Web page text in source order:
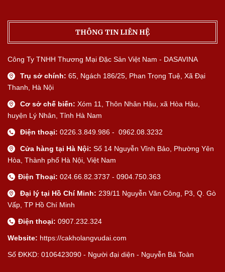
THÔNG TIN LIÊN HỆ
Công Ty TNHH Thương Mại Đặc Sản Việt Nam - DASAVINA
Trụ sở chính: 65, Ngách 186/25, Phan Trọng Tuệ, Xã Đại
Thanh, Hà Nội
Cơ sở chế biến: Xóm 11, Thôn Nhân Hậu, xã Hòa Hậu,
huyện Lý Nhân, Tỉnh Hà Nam
Điện thoại: 0226.3.849.986 - 0962.08.3232
Cửa hàng tại Hà Nội: Số 14 Nguyễn Vĩnh Bảo, Phường Yên
Hòa, Thành phố Hà Nội, Việt Nam
Điện Thoại: 024.66.82.3737 - 0904.750.363
Đại lý tại Hồ Chí Minh: 239/11 Nguyễn Văn Công, P3, Q. Gò
Vấp, TP Hồ Chí Minh
Điện thoại: 0907.232.324
Website: https://cakholangvudai.com
Số ĐKKD: 0106423090 - Người đại diện - Nguyễn Bá Toàn